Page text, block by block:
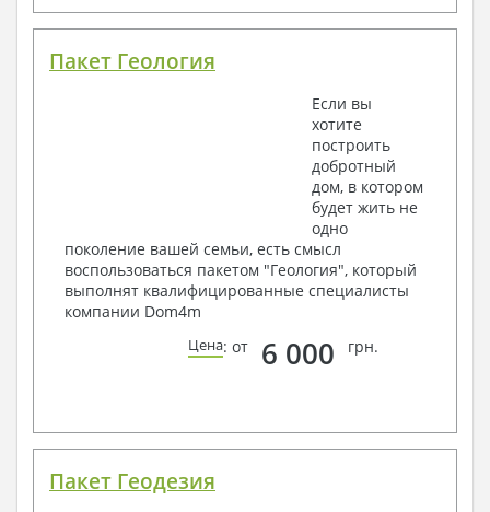
Пакет Геология
Если вы
хотите
построить
добротный
дом, в котором
будет жить не
одно
поколение вашей семьи, есть смысл
воспользоваться пакетом "Геология", который
выполнят квалифицированные специалисты
компании Dom4m
Цена: от 6 000 грн.
Пакет Геодезия